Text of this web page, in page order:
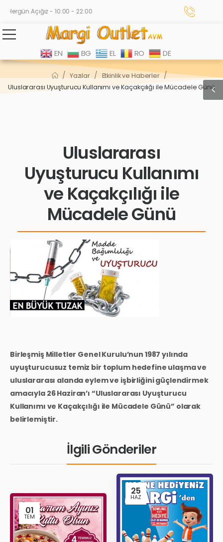
Hergün Açığız - 10:00 - 22:00
EN BG EL RO DE
/ Yazılar / Etkinlik ve Haberler /
Uluslararası Uyuşturucu Kullanımı ve Kaçakçılığı ile Mücadele Günü
Uluslararası
Uyuşturucu Kullanımı
ve Kaçakçılığı ile
Mücadele Günü
Birleşmiş Milletler Genel Kurulu’nun 1987 yılında
uyuşturucusuz temiz bir toplum hedefine ulaşma ve
uluslararası alanda eylem ve işbirliğini güçlendirmek
amacıyla 26 Haziran’ı “Uluslararası Uyuşturucu
Kullanımı ve Kaçakçılığı ile Mücadele Günü” olarak
belirlemiştir.
İlgili Gönderiler
01
TEM
25
HAZ